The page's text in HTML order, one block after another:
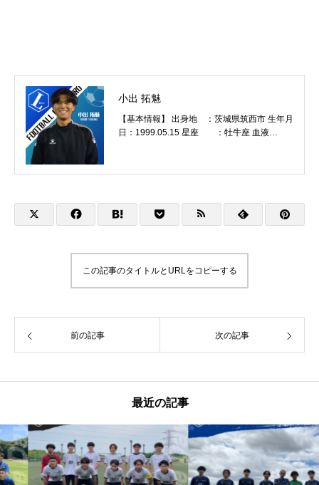
小出 拓魅
【基本情報】 出身地 ：茨城県筑西市 生年月
日：1999.05.15 星座 ：牡牛座 血液
この記事のタイトルとURLをコピーする
前の記事 次の記事
最近の記事